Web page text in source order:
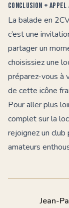
Conclusion +
La balade en
c’est une
partager un
choisissiez une
préparez-vous à
de cette icône
Pour aller plus
complet surla
rejoignez un club
amateurs
Jean-